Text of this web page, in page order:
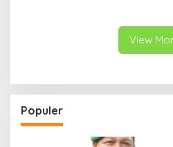
View
Populer